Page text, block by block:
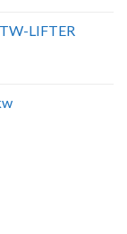
LIFTER